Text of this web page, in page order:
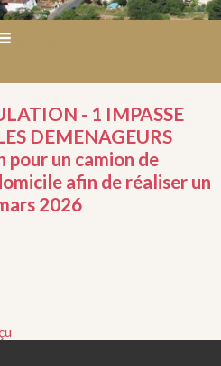
- 1 IMPASSE
DEMENAGEURS
pour un camion de
afin de réaliser un
2026